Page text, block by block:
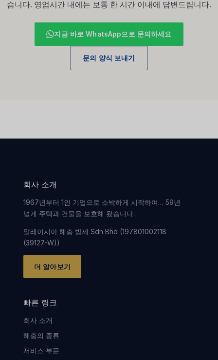
습니다. 영업시간 내에는 보통 한 시간 이내에 답변드립니다.
지금 바로 WhatsApp으로 문의하세요
문의 양식 보내기
회사 소개
1967년부터 1인 기업으로 소박하게 시작하여… 59년
넘게 주택과 건물을 보호해 왔습니다…
말레이시아 해충 방제 Sdn Bhd (197801002118
(39127-W))
더 알아보기
빠른 링크
회사 소개
해충의 종류
서비스 부문